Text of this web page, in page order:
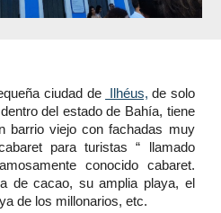
ciudad de Ilhéus, de solo
del estado de Bahía, tiene
barrio viejo con fachadas muy
para turistas “ llamado
conocido cabaret.
de cacao, su amplia playa, el
de los millonarios, etc.